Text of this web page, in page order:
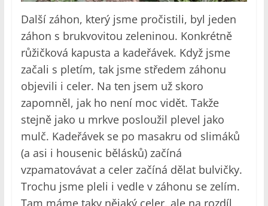
Další záhon, který jsme pročistili, byl jeden
záhon s brukvovitou zeleninou. Konkrétně
růžičková kapusta a kadeřávek. Když jsme
začali s pletím, tak jsme středem záhonu
objevili i celer. Na ten jsem už skoro
zapomněl, jak ho není moc vidět. Takže
stejně jako u mrkve posloužil plevel jako
mulč. Kadeřávek se po masakru od slimáků
(a asi i housenic bělásků) začíná
vzpamatovávat a celer začíná dělat bulvičky.
Trochu jsme pleli i vedle v záhonu se zelím.